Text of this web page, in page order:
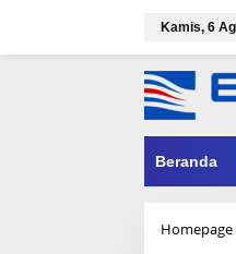
Kamis, 6
Beranda
Homepage